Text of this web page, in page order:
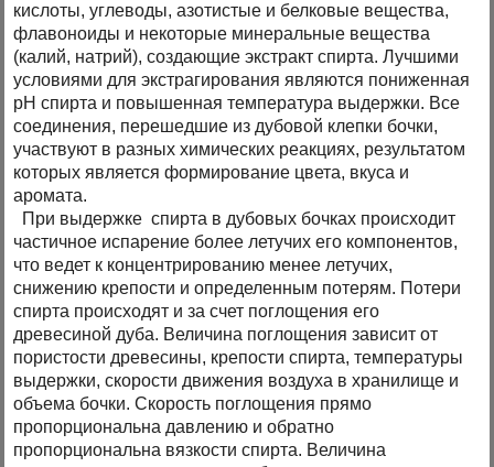
кислоты, углеводы, азотистые и белковые вещества,
флавоноиды и некоторые минеральные вещества
(калий, натрий), создающие экстракт спирта. Лучшими
условиями для экстрагирования являются пониженная
рН спирта и повышенная температура выдержки. Все
соединения, перешедшие из дубовой клепки бочки,
участвуют в разных химических реакциях, результатом
которых является формирование цвета, вкуса и
аромата.
При выдержке спирта в дубовых бочках происходит
частичное испарение более летучих его компонентов,
что ведет к концентрированию менее летучих,
снижению крепости и определенным потерям. Потери
спирта происходят и за счет поглощения его
древесиной дуба. Величина поглощения зависит от
пористости древесины, крепости спирта, температуры
выдержки, скорости движения воздуха в хранилище и
объема бочки. Скорость поглощения прямо
пропорциональна давлению и обратно
пропорциональна вязкости спирта. Величина